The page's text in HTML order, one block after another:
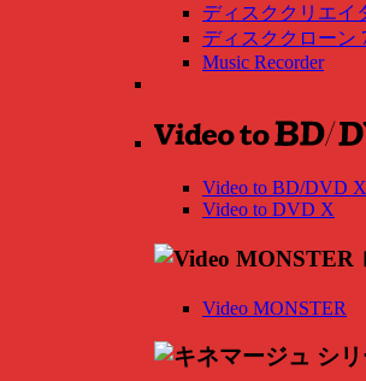
ディスククリエイ
ディスククローン
Music Recorder
Video to BD/DVD X
Video to DVD X
Video MONSTER